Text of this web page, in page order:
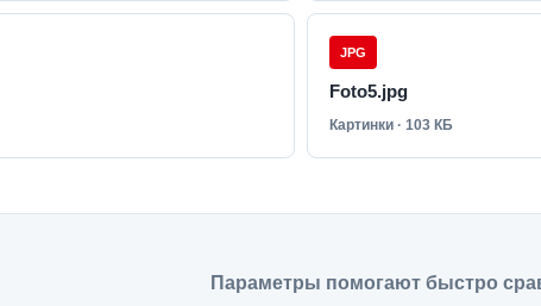
JPG
Foto5.jpg
Картинки · 103 КБ
Параметры помогают быстро